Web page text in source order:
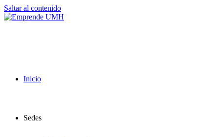
Saltar al contenido
Inicio
Sedes